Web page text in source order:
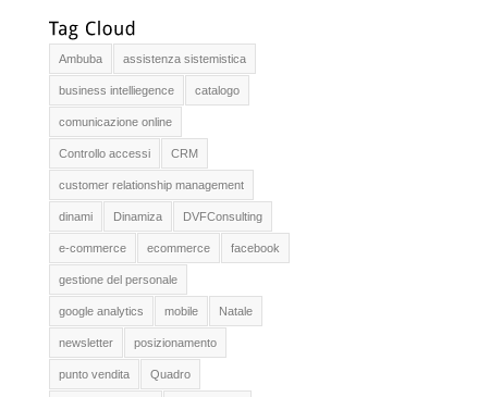
Ambuba assistenza sistemistica
business intelliegence catalogo
comunicazione online
Controllo accessi CRM
customer relationship management
dinami Dinamiza DVFConsulting
e-commerce ecommerce facebook
gestione del personale
google analytics mobile Natale
newsletter posizionamento
punto vendita Quadro